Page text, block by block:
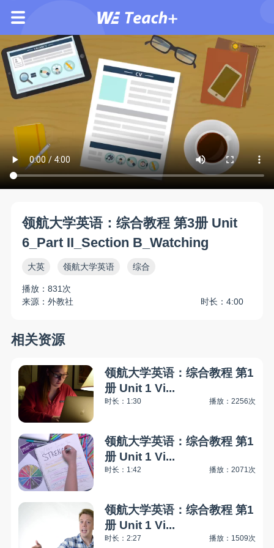
领航大学英语：综合教程 第3册 Unit
6_Part II_Section B_Watching
大英 领航大学英语 综合
播放：831次
来源：外教社
时长：4:00
相关资源
领航大学英语：综合教程 第1
册 Unit 1 Vi...
时长：1:30 播放：2256次
领航大学英语：综合教程 第1
册 Unit 1 Vi...
时长：1:42 播放：2071次
领航大学英语：综合教程 第1
册 Unit 1 Vi...
时长：2:27 播放：1509次